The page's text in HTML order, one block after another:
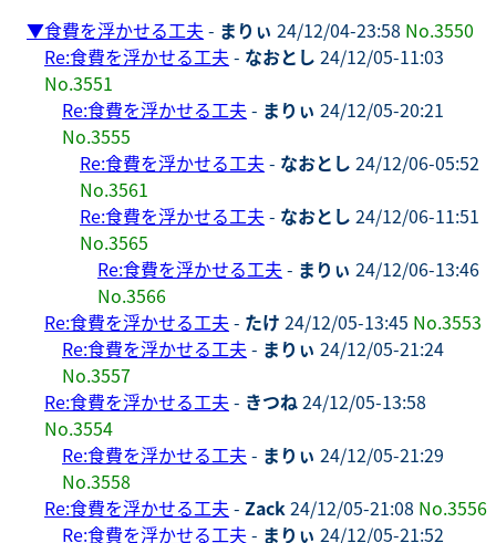
▼食費を浮かせる工夫 - まりぃ 24/12/04-23:58 No.3550
Re:食費を浮かせる工夫 - なおとし 24/12/05-11:03
No.3551
Re:食費を浮かせる工夫 - まりぃ 24/12/05-20:21
No.3555
Re:食費を浮かせる工夫 - なおとし 24/12/06-05:52
No.3561
Re:食費を浮かせる工夫 - なおとし 24/12/06-11:51
No.3565
Re:食費を浮かせる工夫 - まりぃ 24/12/06-13:46
No.3566
Re:食費を浮かせる工夫 - たけ 24/12/05-13:45 No.3553
Re:食費を浮かせる工夫 - まりぃ 24/12/05-21:24
No.3557
Re:食費を浮かせる工夫 - きつね24/12/05-13:58
No.3554
Re:食費を浮かせる工夫 - まりぃ 24/12/05-21:29
No.3558
Re:食費を浮かせる工夫 - Zack24/12/05-21:08 No.3556
Re:食費を浮かせる工夫 - まりぃ 24/12/05-21:52